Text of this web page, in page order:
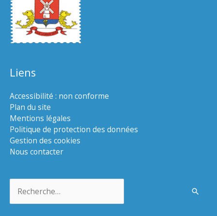
Liens
Accessibilité : non conforme
Plan du site
Mentions légales
Politique de protection des données
Gestion des cookies
Nous contacter